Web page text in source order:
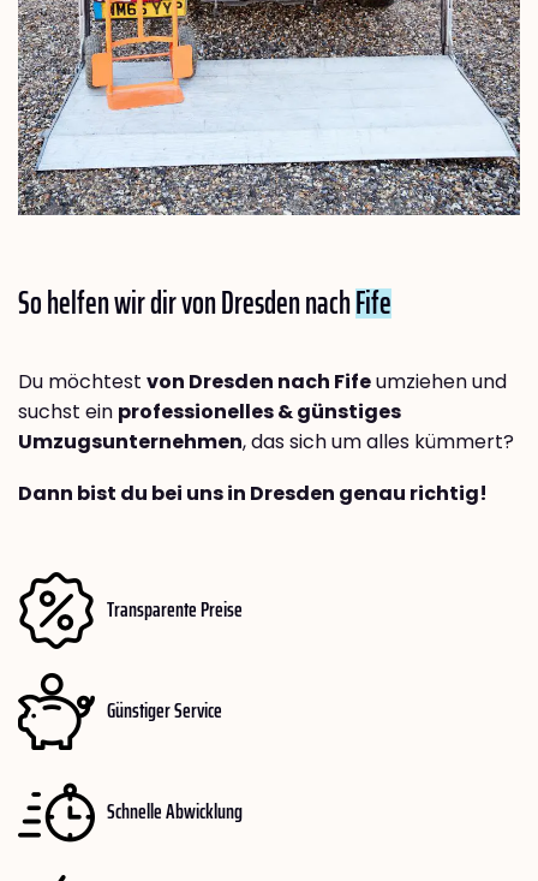
So helfen wir dir von Dresden nachFife
Du möchtest von Dresden nach Fifeumziehen und
suchst ein professionelles & günstiges
Umzugsunternehmen, das sich um alles kümmert?
Dann bist du bei uns in Dresden genau richtig!
Transparente Preise
Günstiger Service
Schnelle Abwicklung